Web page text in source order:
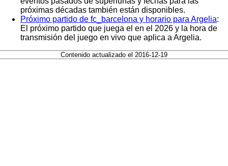
próximas décadas también están disponibles.
Próximo partido de fc_barcelona y horario para Argelia:
El próximo partido que juega el en el 2026 y la hora de
transmisión del juego en vivo que aplica a Argelia.
Contenido actualizado el 2016-12-19